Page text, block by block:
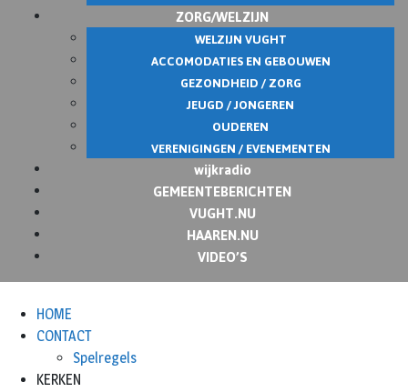
ZORG/WELZIJN
WELZIJN VUGHT
ACCOMODATIES EN GEBOUWEN
GEZONDHEID / ZORG
JEUGD / JONGEREN
OUDEREN
VERENIGINGEN / EVENEMENTEN
wijkradio
GEMEENTEBERICHTEN
VUGHT.NU
HAAREN.NU
VIDEO’S
HOME
CONTACT
Spelregels
KERKEN